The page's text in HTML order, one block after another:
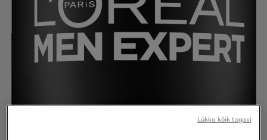
Lükka kõik tagasi